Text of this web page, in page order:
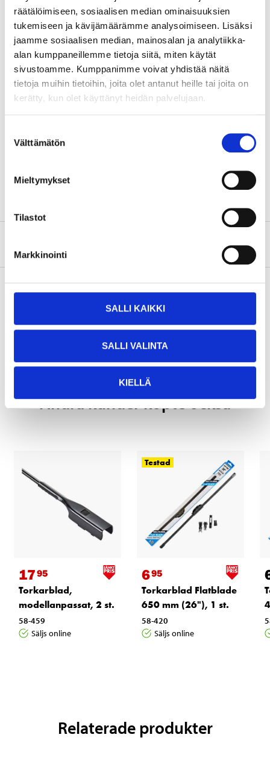
räätälöimiseen, sosiaalisen median ominaisuuksien
tukemiseen ja kävijämäärämme analysoimiseen. Lisäksi
jaamme sosiaalisen median, mainosalan ja analytiikka-
alan kumppaneillemme tietoja siitä, miten käytät
sivustoamme. Kumppanimme voivat yhdistää näitä
tietoja muihin tietoihin, joita olet antanut heille tai joita on
kerätty, kun olet käyttänyt heidän palvelujaan.
valinta
Välttämätön
Mieltymykset
Tilastot
Markkinointi
SALLI KAIKKI
SALLI VALINTA
KIELLÄ
11/2012-, VW Polo 06/2009-.
OBS! Torkarblad är en slitdel som ska bytas var 12
månad men rekommenderas att byta var 6 månad,
vid tex hjulskifte.
Antal
Köp & Hämta
Köp & Hämta i ditt varuhus inom 2 timmar!
LÄS MER
Andra kunder köpte också
1795
Torkarblad,
modellanpassat, 2 st.
58-459
Säljs online
Testad
695
Torkarblad Flatblade
650 mm (26"), 1 st.
58-420
Säljs online
Relaterade produkter